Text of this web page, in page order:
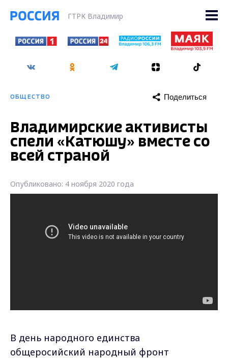
ГТРК Владимир
ОБЩЕСТВО Поделиться
Владимирские активисты
спели «Катюшу» вместе со
всей страной
Опубликовано: 4 ноября 2020 года
В день народного единства
общеросийский народный фронт